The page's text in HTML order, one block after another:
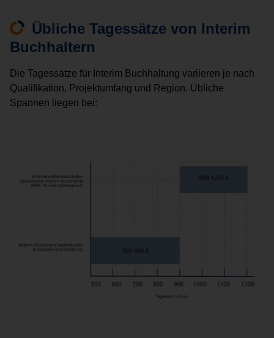
Übliche Tagessätze von Interim
Buchhaltern
Die Tagessätze für Interim Buchhaltung variieren je nach
Qualifikation, Projektumfang und Region. Übliche
Spannen liegen bei: